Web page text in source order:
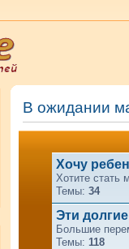
В ожидании
Хочу
Хотите стать
Темы: 34
Эти
Большие
Темы: 118